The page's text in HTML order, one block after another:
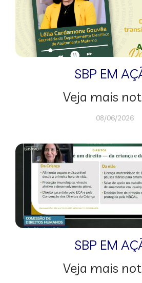
SBP EM
Veja mais
08/06/2026
SBP EM
Veja mais